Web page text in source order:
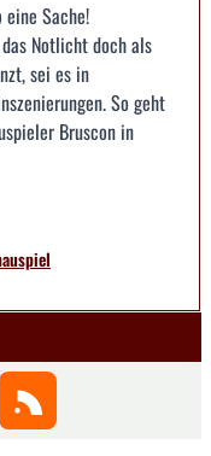
Sache!
Notlicht doch als
sei es in
So geht
Bruscon in